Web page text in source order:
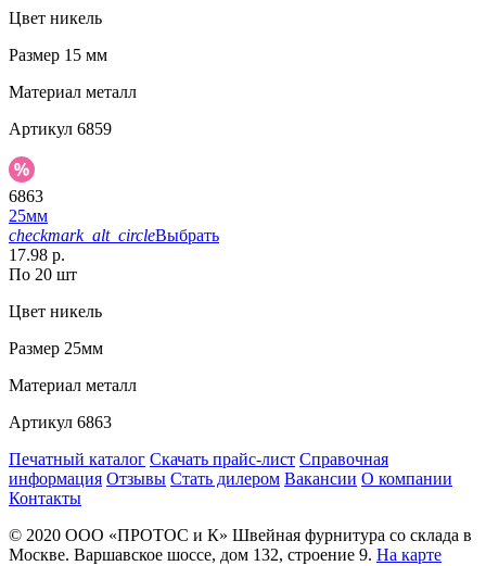
Цвет никель
Размер 15 мм
Материал металл
Артикул 6859
6863
25мм
checkmark_alt_circleВыбрать
17.98 р.
По 20 шт
Цвет никель
Размер 25мм
Материал металл
Артикул 6863
Печатный каталог Скачать прайс-лист Справочная
информация Отзывы Стать дилером Вакансии О компании
Контакты
© 2020 ООО «ПРОТОС и К» Швейная фурнитура со склада в
Москве. Варшавское шоссе, дом 132, строение 9. На карте